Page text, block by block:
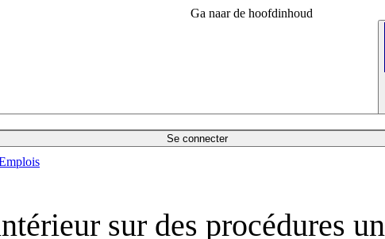
Ga naar de hoofdinhoud
Se connecter
sur des procédures